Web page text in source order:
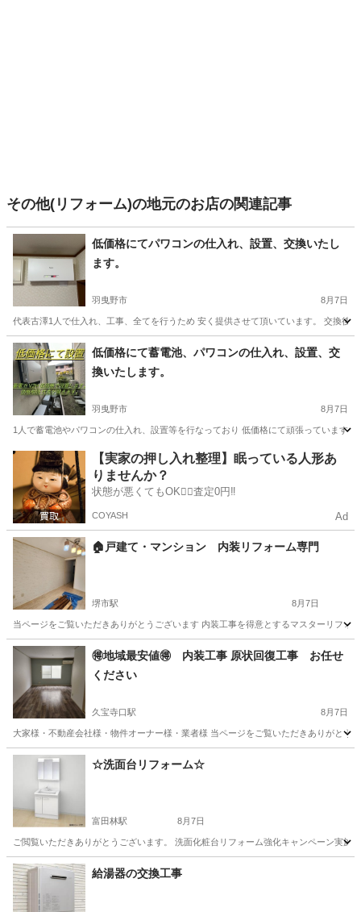
その他(リフォーム)の地元のお店の関連記事
低価格にてパワコンの仕入れ、設置、交換いたし
ます。
羽曳野市 8月7日
代表古澤1人で仕入れ、工事、全てを行うため 安く提供させて頂いています。 交換後
大阪 羽曳野市 電気工事
低価格にて蓄電池、パワコンの仕入れ、設置、交
換いたします。
羽曳野市 8月7日
1人で蓄電池やパワコンの仕入れ、設置等を行なっており 低価格にて頑張っています。
大阪 羽曳野市 電気工事
【実家の押し入れ整理】眠っている人形あ
りませんか？
状態が悪くてもOK🙆‍♀️査定0円‼️
COYASH Ad
🏠戸建て・マンション 内装リフォーム専門
堺市駅 8月7日
当ページをご覧いただきありがとうございます 内装工事を得意とするマスターリフォ
大阪 堺市 堺市駅 リフォーム 無料
🉐地域最安値🉐 内装工事 原状回復工事 お任せ
ください
久宝寺口駅 8月7日
大家様・不動産会社様・物件オーナー様・業者様 当ページをご覧いただきありがとう
大阪 東大阪市 久宝寺口駅 リフォーム
☆洗面台リフォーム☆
富田林駅 8月7日
ご閲覧いただきありがとうございます。 洗面化粧台リフォーム強化キャンペーン実
大阪 富田林市 富田林駅 リフォーム
給湯器の交換工事